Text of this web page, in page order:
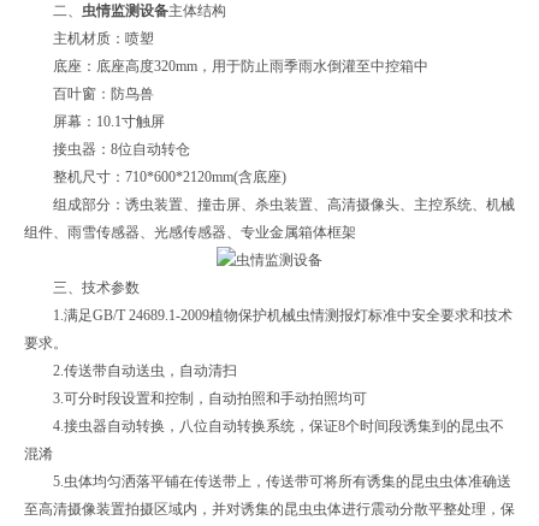
二、 虫情监测设备主体结构
主机材质：喷塑
底座：底座高度320mm，用于防止雨季雨水倒灌至中控箱中
百叶窗：防鸟兽
屏幕：10.1寸触屏
接虫器：8位自动转仓
整机尺寸：710*600*2120mm(含底座)
组成部分：诱虫装置、撞击屏、杀虫装置、高清摄像头、主控系统、机械
组件、雨雪传感器、光感传感器、专业金属箱体框架
三、技术参数
1.满足GB/T 24689.1-2009植物保护机械虫情测报灯标准中安全要求和技术
要求。
2.传送带自动送虫，自动清扫
3.可分时段设置和控制，自动拍照和手动拍照均可
4.接虫器自动转换，八位自动转换系统，保证8个时间段诱集到的昆虫不
混淆
5.虫体均匀洒落平铺在传送带上，传送带可将所有诱集的昆虫虫体准确送
至高清摄像装置拍摄区域内，并对诱集的昆虫虫体进行震动分散平整处理，保